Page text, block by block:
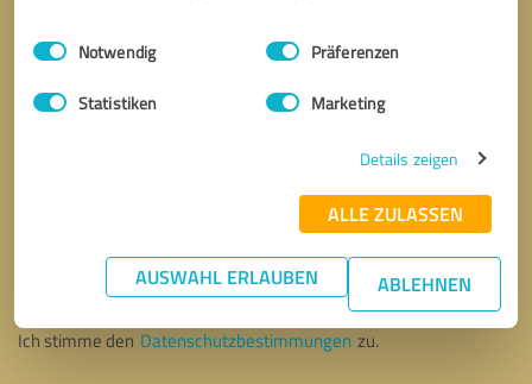
Impressum Datenschutzbestimmungen
Einwilligungsauswahl
Notwendig Präferenzen
Statistiken Marketing
Details zeigen
ALLE ZULASSEN
AUSWAHL ERLAUBEN ABLEHNEN
* Erforderliche Angaben
Nachricht senden
Ich stimme den Datenschutzbestimmungen zu.